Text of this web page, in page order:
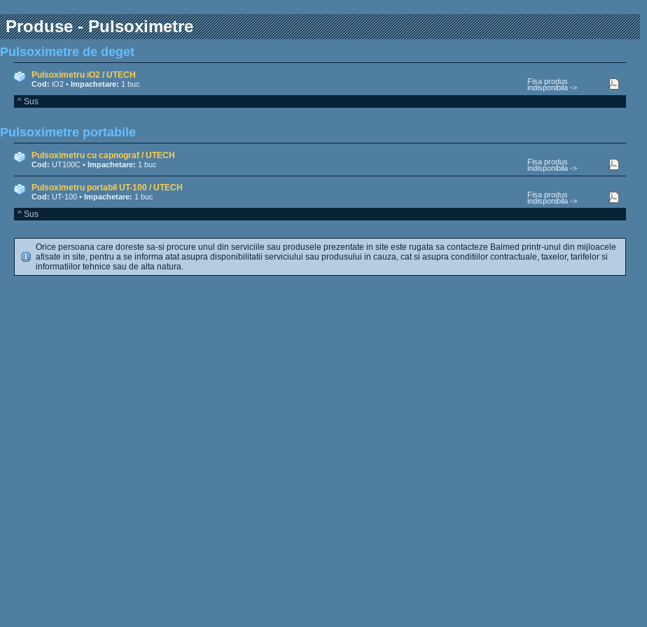
Produse - Pulsoximetre
Pulsoximetre de deget
Pulsoximetru iO2 / UTECH
Cod: iO2 • Impachetare: 1 buc Fisa produs
indisponibila ->
^ Sus
Pulsoximetre portabile
Pulsoximetru cu capnograf / UTECH
Cod: UT100C • Impachetare: 1 buc Fisa produs
indisponibila ->
Pulsoximetru portabil UT-100 / UTECH
Cod: UT-100 • Impachetare: 1 buc Fisa produs
indisponibila ->
^ Sus
Orice persoana care doreste sa-si procure unul din serviciile sau produsele prezentate in site este rugata sa contacteze Balmed printr-unul din mijloacele
afisate in site, pentru a se informa atat asupra disponibilitatii serviciului sau produsului in cauza, cat si asupra conditiilor contractuale, taxelor, tarifelor si
informatiilor tehnice sau de alta natura.